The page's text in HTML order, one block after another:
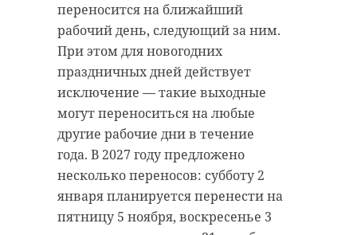
переносится на ближайший
рабочий день, следующий за ним.
При этом для новогодних
праздничных дней действует
исключение — такие выходные
могут переноситься на любые
другие рабочие дни в течение
года. В 2027 году предложено
несколько переносов: субботу 2
января планируется перенести на
пятницу 5 ноября, воскресенье 3